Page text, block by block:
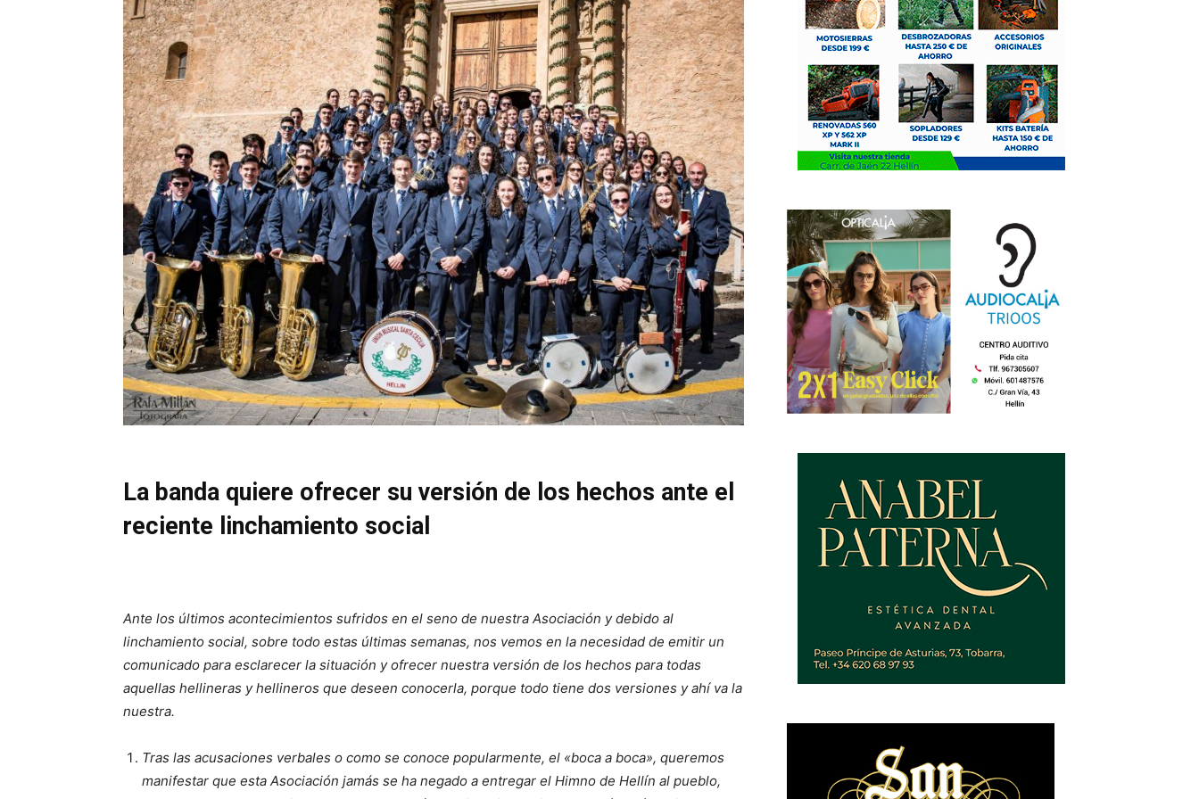
La banda quiere ofrecer su versión de los hechos ante el
reciente linchamiento social
Ante los últimos acontecimientos sufridos en el seno de nuestra Asociación y debido al
linchamiento social, sobre todo estas últimas semanas, nos vemos en la necesidad de emitir un
comunicado para esclarecer la situación y ofrecer nuestra versión de los hechos para todas
aquellas hellineras y hellineros que deseen conocerla, porque todo tiene dos versiones y ahí va la
nuestra.
Tras las acusaciones verbales o como se conoce popularmente, el «boca a boca», queremos
manifestar que esta Asociación jamás se ha negado a entregar el Himno de Hellín al pueblo,